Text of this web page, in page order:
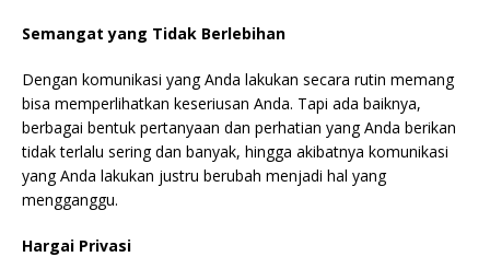
Semangat yang Tidak Berlebihan
Dengan komunikasi yang Anda lakukan secara rutin memang
bisa memperlihatkan keseriusan Anda. Tapi ada baiknya,
berbagai bentuk pertanyaan dan perhatian yang Anda berikan
tidak terlalu sering dan banyak, hingga akibatnya komunikasi
yang Anda lakukan justru berubah menjadi hal yang
mengganggu.
Hargai Privasi